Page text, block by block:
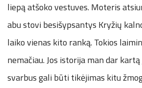
liepą atšoko vestuves. Moteris
abu stovi besišypsantys Kryžių
laiko vienas kito ranką. Tokios
nemačiau. Jos istorija man dar
svarbus gali būti tikėjimas kitu